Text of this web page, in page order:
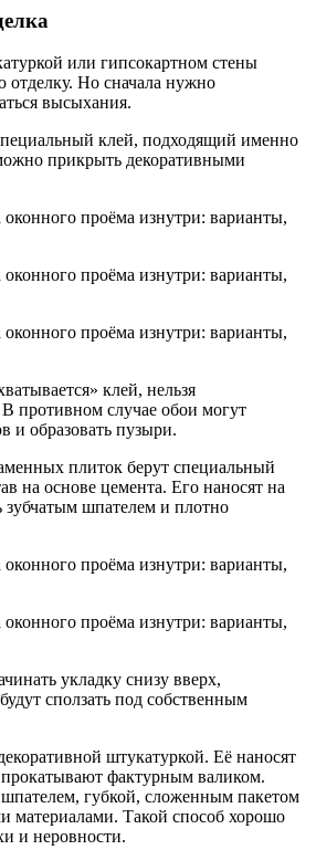
или гипсокартном стены
Но сначала нужно
высыхания.
клей, подходящий именно
прикрыть декоративными
клей, нельзя
противном случае обои могут
и образовать пузыри.
плиток берут специальный
на основе цемента. Его наносят на
зубчатым шпателем и плотно
укладку снизу вверх,
сползать под собственным
штукатуркой. Её наносят
фактурным валиком.
губкой, сложенным пакетом
материалами. Такой способ хорошо
и неровности.